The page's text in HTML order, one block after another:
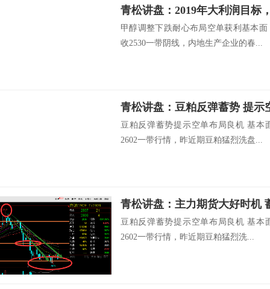
青松讲盘：2019年大利润目标
甲醇调整下跌耐心布局空单获利基本
收2530一带阴线，内地生产企业的春...
青松讲盘：豆粕反弹蓄势 提示
豆粕反弹蓄势提示空单布局良机 基本
2602一带行情，昨近期豆粕猛烈洗盘...
青松讲盘：主力期货大好时机
豆粕反弹蓄势提示空单布局良机 基本
2602一带行情，昨近期豆粕猛烈洗...